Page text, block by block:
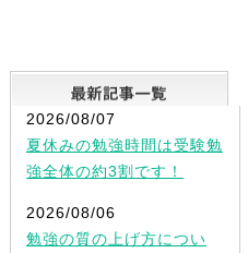
2026/08/07
夏休みの勉強時間は受験勉
強全体の約3割です！
2026/08/06
勉強の質の上げ方につい